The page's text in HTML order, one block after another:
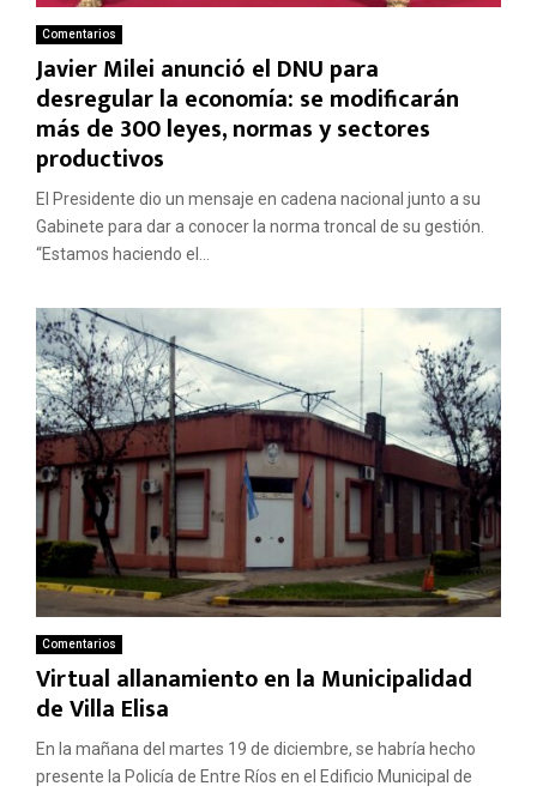
Comentarios
Javier Milei anunció el DNU para
desregular la economía: se modificarán
más de 300 leyes, normas y sectores
productivos
El Presidente dio un mensaje en cadena nacional junto a su
Gabinete para dar a conocer la norma troncal de su gestión.
“Estamos haciendo el...
Comentarios
Virtual allanamiento en la Municipalidad
de Villa Elisa
En la mañana del martes 19 de diciembre, se habría hecho
presente la Policía de Entre Ríos en el Edificio Municipal de